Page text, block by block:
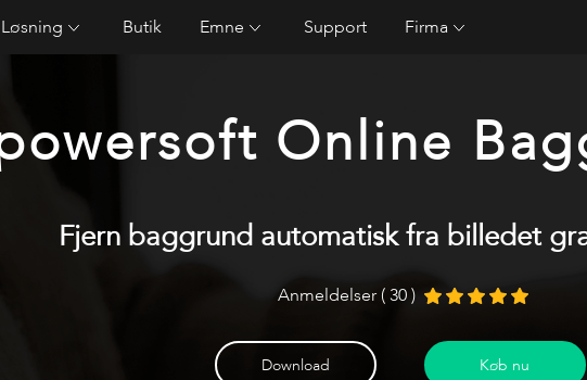
Butik Emne Support Firma
Online
Fjern baggrund automatisk fra billedet
Anmeldelser ( 30 )
Download Køb nu